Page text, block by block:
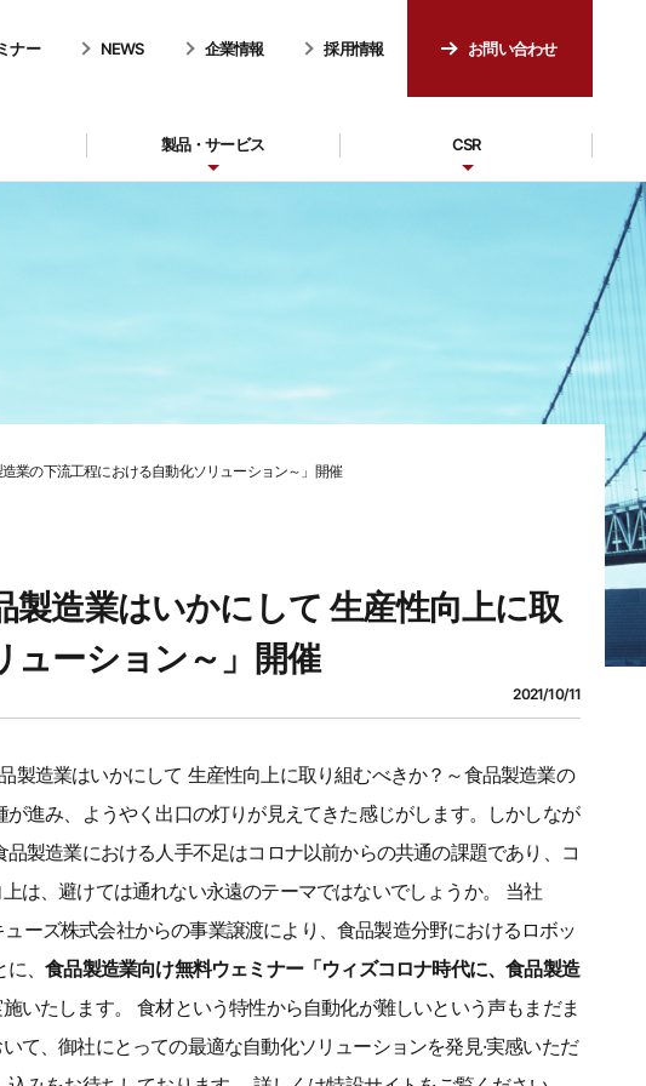
ナー NEWS 企業情報 採用情報 お問い合わせ
製品・サービス CSR
業の下流工程における自動化ソリューション～」開催
造業はいかにして 生産性向上に取
ューション～」開催
2021/10/11
造業はいかにして 生産性向上に取り組むべきか？～食品製造業の
進み、ようやく出口の灯りが見えてきた感じがします。しかしなが
製造業における人手不足はコロナ以前からの共通の課題であり、コ
は、避けては通れない永遠のテーマではないでしょうか。 当社
ーズ株式会社からの事業譲渡により、食品製造分野におけるロボッ
に、食品製造業向け無料ウェミナー「ウィズコロナ時代に、食品製造
施いたします。 食材という特性から自動化が難しいという声もまだま
て、御社にとっての最適な自動化ソリューションを発見·実感いただ